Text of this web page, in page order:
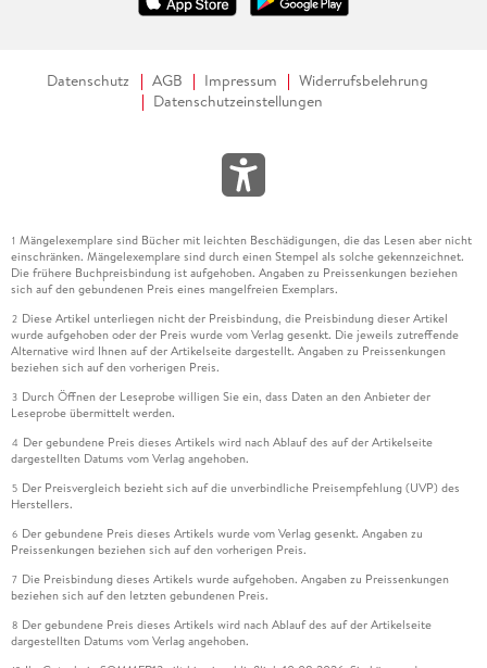
Datenschutz AGB Impressum
Widerrufsbelehrung
Datenschutzeinstellungen
1 Mängelexemplare sind Bücher mit leichten Beschädigungen, die das Lesen aber nicht
einschränken. Mängelexemplare sind durch einen Stempel als solche gekennzeichnet.
Die frühere Buchpreisbindung ist aufgehoben. Angaben zu Preissenkungen beziehen
sich auf den gebundenen Preis eines mangelfreien Exemplars.
2 Diese Artikel unterliegen nicht der Preisbindung, die Preisbindung dieser Artikel
wurde aufgehoben oder der Preis wurde vom Verlag gesenkt. Die jeweils zutreffende
Alternative wird Ihnen auf der Artikelseite dargestellt. Angaben zu Preissenkungen
beziehen sich auf den vorherigen Preis.
3 Durch Öffnen der Leseprobe willigen Sie ein, dass Daten an den Anbieter der
Leseprobe übermittelt werden.
4 Der gebundene Preis dieses Artikels wird nach Ablauf des auf der Artikelseite
dargestellten Datums vom Verlag angehoben.
5 Der Preisvergleich bezieht sich auf die unverbindliche Preisempfehlung (UVP) des
Herstellers.
6 Der gebundene Preis dieses Artikels wurde vom Verlag gesenkt. Angaben zu
Preissenkungen beziehen sich auf den vorherigen Preis.
7 Die Preisbindung dieses Artikels wurde aufgehoben. Angaben zu Preissenkungen
beziehen sich auf den letzten gebundenen Preis.
8 Der gebundene Preis dieses Artikels wird nach Ablauf des auf der Artikelseite
dargestellten Datums vom Verlag angehoben.